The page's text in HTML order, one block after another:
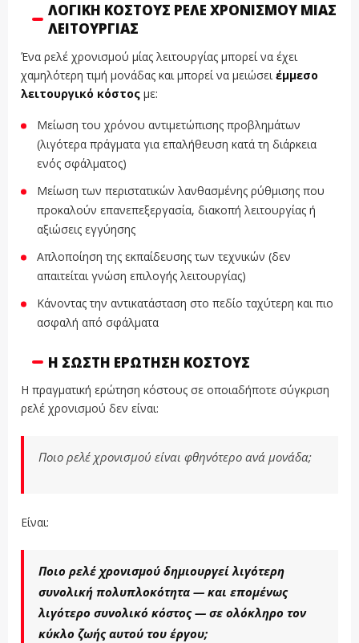
ΛΟΓΙΚΉ ΚΌΣΤΟΥΣ ΡΕΛΈ ΧΡΟΝΙΣΜΟΎ ΜΊΑΣ
ΛΕΙΤΟΥΡΓΊΑΣ
Ένα ρελέ χρονισμού μίας λειτουργίας μπορεί να έχει
χαμηλότερη τιμή μονάδας και μπορεί να μειώσει έμμεσο
λειτουργικό κόστος με:
Μείωση του χρόνου αντιμετώπισης προβλημάτων
(λιγότερα πράγματα για επαλήθευση κατά τη διάρκεια
ενός σφάλματος)
Μείωση των περιστατικών λανθασμένης ρύθμισης που
προκαλούν επανεπεξεργασία, διακοπή λειτουργίας ή
αξιώσεις εγγύησης
Απλοποίηση της εκπαίδευσης των τεχνικών (δεν
απαιτείται γνώση επιλογής λειτουργίας)
Κάνοντας την αντικατάσταση στο πεδίο ταχύτερη και πιο
ασφαλή από σφάλματα
Η ΣΩΣΤΉ ΕΡΏΤΗΣΗ ΚΌΣΤΟΥΣ
Η πραγματική ερώτηση κόστους σε οποιαδήποτε σύγκριση
ρελέ χρονισμού δεν είναι:
Ποιο ρελέ χρονισμού είναι φθηνότερο ανά μονάδα;
Είναι:
Ποιο ρελέ χρονισμού δημιουργεί λιγότερη
συνολική πολυπλοκότητα — και επομένως
λιγότερο συνολικό κόστος — σε ολόκληρο τον
κύκλο ζωής αυτού του έργου;